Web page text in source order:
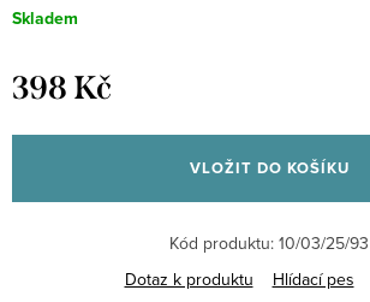
Skladem
398 Kč
cena:
VLOŽIT DO KOŠÍKU
Kód produktu: 10/03/25/93
Dotaz k produktu
Hlídací pes